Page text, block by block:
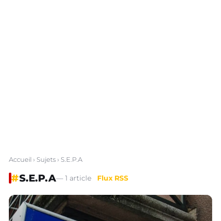
Accueil › Sujets› S.E.P.A
#S.E.P.A— 1 article Flux RSS